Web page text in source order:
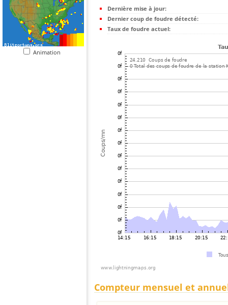
Animation
Dernière mise à jour:
Dernier coup de foudre détecté:
Taux de foudre actuel:
Compteur mensuel et